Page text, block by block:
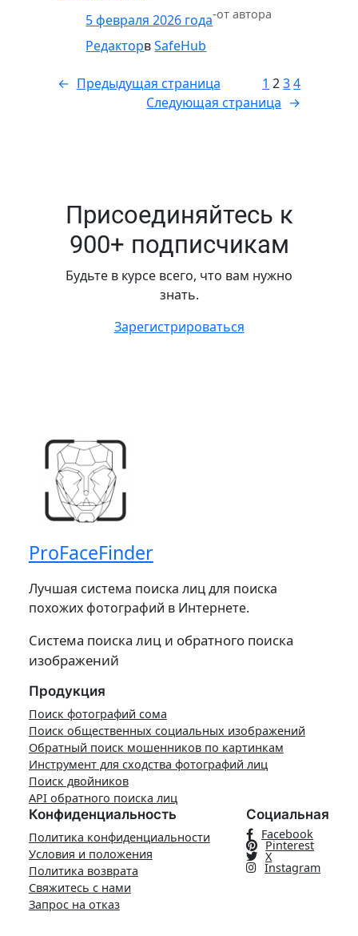
5 февраля 2026 года-от автора
РедакторвSafeHub
← Предыдущая страница 1 234
Следующая страница →
Присоединяйтесь к
900+ подписчикам
Будьте в курсе всего, что вам нужно
знать.
Зарегистрироваться
ProFaceFinder
Лучшая система поиска лиц для поиска
похожих фотографий в Интернете.
Система поиска лиц и обратного поиска
изображений
Продукция
Поиск фотографий сома
Поиск общественных социальных изображений
Обратный поиск мошенников по картинкам
Инструмент для сходства фотографий лиц
Поиск двойников
API обратного поиска лиц
Конфиденциальность
Политика конфиденциальности
Условия и положения
Политика возврата
Свяжитесь с нами
Запрос на отказ
Социальная
Facebook
Pinterest
X
Instagram